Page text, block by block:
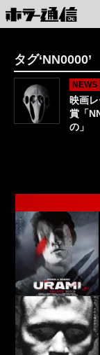
タグ‘NN0000’
NEWS
映画
賞「
の」